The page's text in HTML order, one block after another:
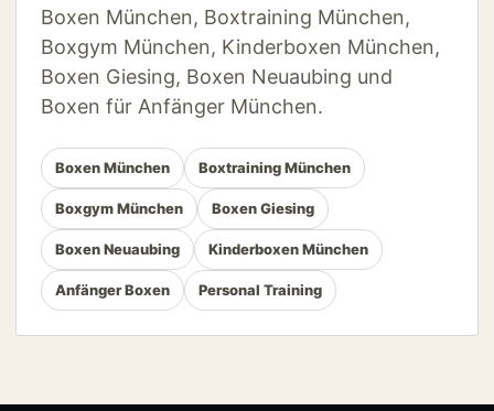
Boxen München, Boxtraining München,
Boxgym München, Kinderboxen München,
Boxen Giesing, Boxen Neuaubing und
Boxen für Anfänger München.
Boxen München Boxtraining München
Boxgym München Boxen Giesing
Boxen Neuaubing Kinderboxen München
Anfänger Boxen Personal Training